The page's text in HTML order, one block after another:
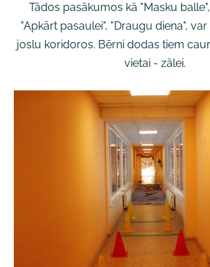
Tādos pasākumos kā "Masku
"Apkārt pasaulei", "Draugu diena",
joslu koridoros. Bērni dodas tiem
vietai - zālei.